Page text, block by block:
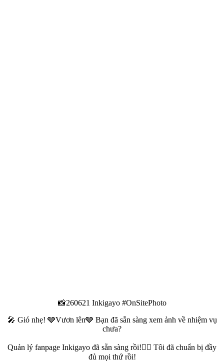
📸260621 Inkigayo #OnSitePhoto
🎤 Gió nhẹ! 🩶Vươn lên🩶 Bạn đã sẵn sàng xem ảnh về nhiệm vụ
chưa?
Quản lý fanpage Inkigayo đã sẵn sàng rồi!🤷‍♀️ Tôi đã chuẩn bị đầy
đủ mọi thứ rồi!